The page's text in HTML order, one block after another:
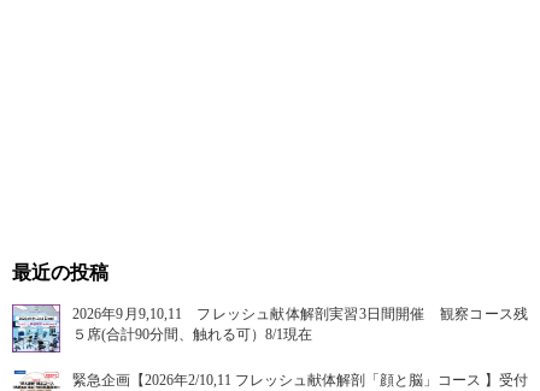
最近の投稿
2026年9月9,10,11 フレッシュ献体解剖実習3日間開催 観察コース残
５席(合計90分間、触れる可）8/1現在
緊急企画【2026年2/10,11 フレッシュ献体解剖「顔と脳」コース 】受付